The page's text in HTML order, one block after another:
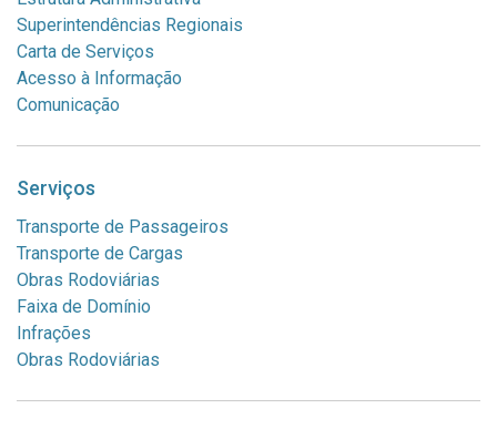
Superintendências Regionais
Carta de Serviços
Acesso à Informação
Comunicação
Serviços
Transporte de Passageiros
Transporte de Cargas
Obras Rodoviárias
Faixa de Domínio
Infrações
Obras Rodoviárias